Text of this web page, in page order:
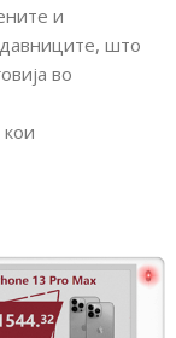
и
што
во
што се
дека